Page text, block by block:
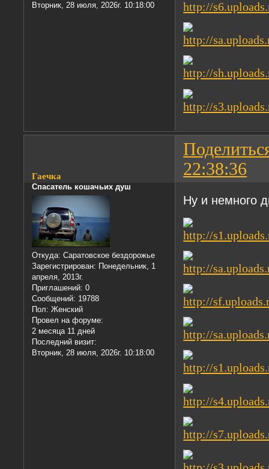
Вторник, 28 июля, 2026г. 10:18:00
22:38:36
Гаечка
Спасатель кошачьих душ
Откуда: Саратовское бездорожье
Зарегистрирован: Понедельник, 1
апреля, 2013г.
Приглашений: 0
Сообщений: 19788
Пол: Женский
Провел на форуме:
2 месяца 11 дней
Последний визит:
Вторник, 28 июля, 2026г. 10:18:00
Ну и немного